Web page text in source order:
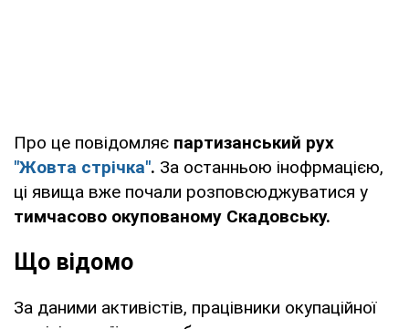
Про це повідомляє партизанський рух
"Жовта стрічка". За останньою інофрмацією,
ці явища вже почали розповсюджуватися у
тимчасово окупованому Скадовську.
Що відомо
За даними активістів, працівники окупаційної